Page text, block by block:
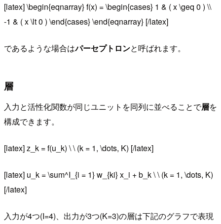
[latex] \begin{eqnarray} f(x) = \begin{cases} 1 & ( x \geq 0 ) \\
-1 & ( x \lt 0 ) \end{cases} \end{eqnarray} [/latex]
であるような場合はパーセプトロンと呼ばれます。
層
入力と活性化関数が同じユニットを同列に並べることで層を
構成できます。
[latex] z_k = f(u_k) \ \ (k = 1, \dots, K) [/latex]
[latex] u_k = \sum^I_{i = 1} w_{ki} x_i + b_k \ \ (k = 1, \dots, K)
[/latex]
入力が4つ(I=4)、出力が3つ(K=3)の層は下記のグラフで表現